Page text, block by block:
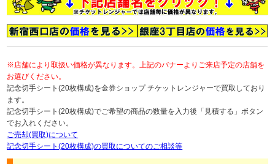
※店舗により取扱い価格が異なります。上記のバナーよりご来店予定の店舗を
お選びください。
記念切手シート(20枚構成)を金券ショップ チケットレンジャーで買取しており
ます。
記念切手シート(20枚構成)でご希望の商品の数量を入力後「見積する」ボタン
でお入れください。
ご売却(買取)について
記念切手シート(20枚構成)の買取についてのご相談等